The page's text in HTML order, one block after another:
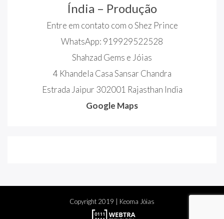
Índia – Produção
Entre em contato com o Shez Prince
WhatsApp: 919929522528
Shahzad Gems e Jóias
4 Khandela Casa Sansar Chandra
Estrada Jaipur 302001 Rajasthan India
Google Maps
Copyright 2019 | Keoma Jóias